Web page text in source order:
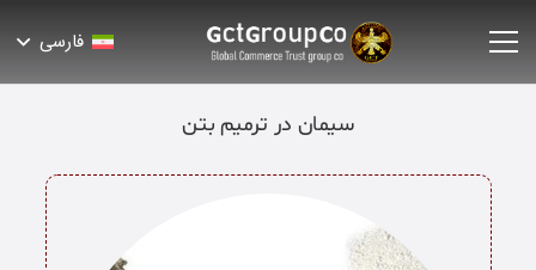
فارسی
سیمان در ترمیم بتن